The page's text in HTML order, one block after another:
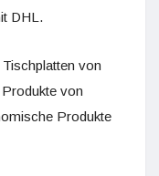
DHL.
von
von
Produkte